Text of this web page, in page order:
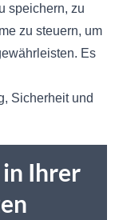
speichern, zu
zu steuern, um
Es
Sicherheit und